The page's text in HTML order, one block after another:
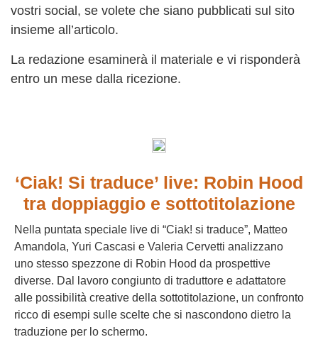
vostri social, se volete che siano pubblicati sul sito
insieme all’articolo.
La redazione esaminerà il materiale e vi risponderà
entro un mese dalla ricezione.
‘Ciak! Si traduce’ live: Robin Hood
tra doppiaggio e sottotitolazione
Nella puntata speciale live di “Ciak! si traduce”, Matteo
Amandola, Yuri Cascasi e Valeria Cervetti analizzano
uno stesso spezzone di Robin Hood da prospettive
diverse. Dal lavoro congiunto di traduttore e adattatore
alle possibilità creative della sottotitolazione, un confronto
ricco di esempi sulle scelte che si nascondono dietro la
traduzione per lo schermo.